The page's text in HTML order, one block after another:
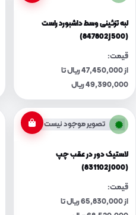
لبه تزئینی وسط داشبورد راست
(847802J500)
قیمت:
از 47,450,000 ریال تا
49,390,000 ریال
تصویر موجود نیست
لاستیک دور در عقب چپ
(831102J000)
قیمت:
از 65,830,000 ریال تا